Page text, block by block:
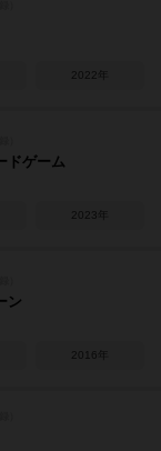
2022年
ドゲーム
2023年
ン
2016年